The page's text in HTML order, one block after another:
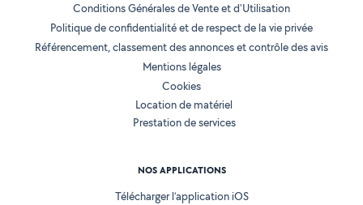
Conditions Générales de Vente et d'Utilisation
Politique de confidentialité et de respect de la vie privée
Référencement, classement des annonces et contrôle des avis
Mentions légales
Cookies
Location de matériel
Prestation de services
NOS APPLICATIONS
Télécharger l’application iOS